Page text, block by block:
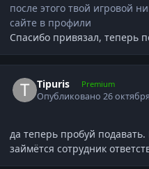
после этого твой игровой
сайте в профили
Спасибо привязал, теперь
Tipuris Premium
Опубликовано26
да теперь пробуй
займётся сотрудник